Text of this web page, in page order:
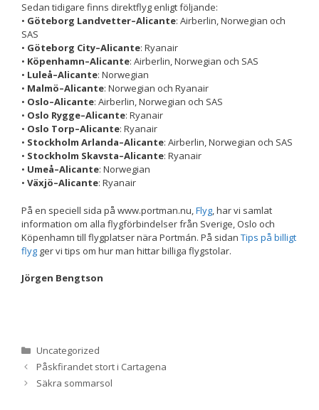
Sedan tidigare finns direktflyg enligt följande:
• Göteborg Landvetter–Alicante: Airberlin, Norwegian och
SAS
• Göteborg City–Alicante: Ryanair
• Köpenhamn–Alicante: Airberlin, Norwegian och SAS
• Luleå–Alicante: Norwegian
• Malmö–Alicante: Norwegian och Ryanair
• Oslo–Alicante: Airberlin, Norwegian och SAS
• Oslo Rygge–Alicante: Ryanair
• Oslo Torp–Alicante: Ryanair
• Stockholm Arlanda–Alicante: Airberlin, Norwegian och SAS
• Stockholm Skavsta–Alicante: Ryanair
• Umeå–Alicante: Norwegian
• Växjö–Alicante: Ryanair
På en speciell sida på www.portman.nu,Flyg, har vi samlat
information om alla flygförbindelser från Sverige, Oslo och
Köpenhamn till flygplatser nära Portmán. På sidan Tips på billigt
flyg ger vi tips om hur man hittar billiga flygstolar.
Jörgen Bengtson
Kategorier
Uncategorized
Påskfirandet stort i Cartagena
Säkra sommarsol
hemsidan
används.
Upplevelse
För att vår
hemsida ska
under ditt
besök. Om
funktionalitet
att försvinna
från
hemsidan.